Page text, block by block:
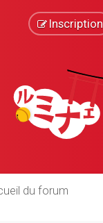
Inscription
du forum